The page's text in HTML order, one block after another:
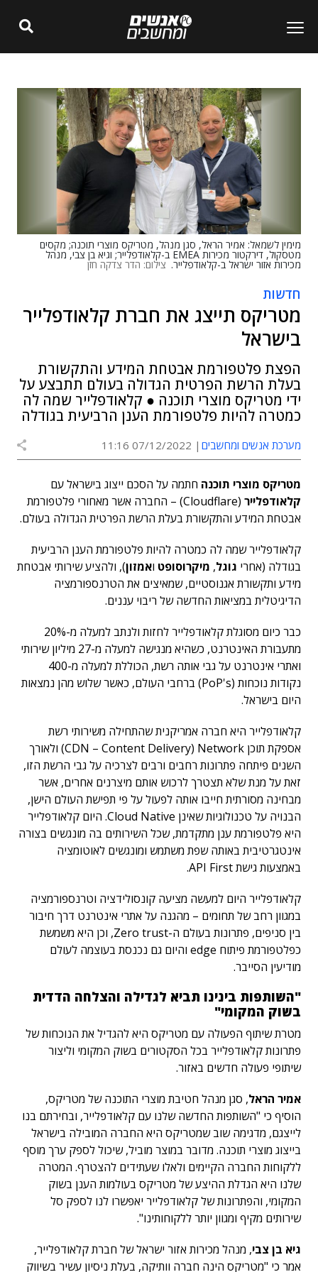
מימין לשמאל: אמיר הראל, סגן מנהל, מטריקס מוצרי תוכנה; מקסים
מטסקול, דירקטור מכירות EMEA ב-קלאודפלייר; וגיא בן צבי, מנהל
מכירות אזור ישראל ב-קלאודפלייר. צילום: הדר צדקה חזן
חדשות
מטריקס תייצג את חברת קלאודפלייר
בישראל
הפצת פלטפורמת אבטחת המידע והתקשורת
בעלת הרשת הפרטית הגדולה בעולם תתבצע על
ידי מטריקס מוצרי תוכנה ● קלאודפלייר שמה לה
כמטרה להיות פלטפורמת הענן הרביעית בגודלה
מערכת אנשים ומחשבים 07/12/2022 11:16
מטריקס מוצרי תוכנה חתמה על הסכם ייצוג בישראל עם
קלאודפלייר
(Cloudflare) – החברה אשר מאחורי פלטפורמת
אבטחת המידע והתקשורת בעלת הרשת הפרטית הגדולה בעולם.
קלאודפלייר שמה לה כמטרה להיות פלטפורמת הענן הרביעית
בגודלה (אחרי גוגל, מיקרוסופט ואמזון), ולהציע שירותי אבטחת
מידע ותקשורת אגנוסטיים, שמאיצים את הטרנספורמציה
הדיגיטלית במציאות החדשה של ריבוי עננים.
כבר כיום מסוגלת קלאודפלייר לחזות ולנתב למעלה מ-20%
מתעבורת האינטרנט, כשהיא מנגישה למעלה מ-27 מיליון שירותי
ואתרי אינטרנט על גבי אותה רשת, הכוללת למעלה מ-400
נקודות נוכחות (PoP's) ברחבי העולם, כאשר שלוש מהן נמצאות
היום בישראל.
קלאודפלייר היא חברה אמריקנית שהתחילה משירותי רשת
אספקת תוכן CDN – Content Delivery) Network) ולאורך
השנים פיתחה פתרונות רחבים ורבים לצרכיה על גבי הרשת הזו,
זאת על מנת שלא תצטרך לרכוש אותם מיצרנים אחרים, אשר
מבחינה מסורתית חייבו אותה לפעול על פי תפישת העולם הישן,
הבנויה על טכנולוגיות שאינן Cloud Native. היום קלאודפלייר
היא פלטפורמת ענן מתקדמת, שכל השירותים בה מונגשים בצורה
אינטגרטיבית באותה שפת משתמש ומונגשים לאוטומציה
באמצעות גישת API First.
קלאודפלייר היום למעשה מציעה קונסולידציה וטרנספורמציה
במגוון רחב של תחומים – מהגנה על אתרי אינטרנט דרך חיבור
בין סניפים, פתרונות בעולם ה-Zero trust, וכן היא משמשת
כפלטפורמת פיתוח edge והיום גם נכנסת בעוצמה לעולם
מודיעין הסייבר.
"השותפות בינינו תביא לגדילה והצלחה הדדית
בשוק המקומי"
מטרת שיתוף הפעולה עם מטריקס היא להגדיל את הנוכחות של
פתרונות קלאודפלייר בכל הסקטורים בשוק המקומי וליצור
שיתופי פעולה חדשים באזור.
אמיר הראל, סגן מנהל חטיבת מוצרי התוכנה של מטריקס,
הוסיף כי "השותפות החדשה שלנו עם קלאודפלייר, ובחירתם בנו
לייצגם, מדגימה שוב שמטריקס היא החברה המובילה בישראל
בייצוג מוצרי תוכנה. מדובר במוצר מוביל, שיכול לספק ערך מוסף
ללקוחות החברה הקיימים ולאלו שעתידים להצטרף. המטרה
שלנו היא הגדלת ההיצע של מטריקס בעולמות הענן בשוק
המקומי, והפתרונות של קלאודפלייר יאפשרו לנו לספק סל
שירותים מקיף ומגוון יותר ללקוחותינו".
גיא בן צבי, מנהל מכירות אזור ישראל של חברת קלאודפלייר,
אמר כי "מטריקס הינה חברה וותיקה, בעלת ניסיון עשיר בשיווק